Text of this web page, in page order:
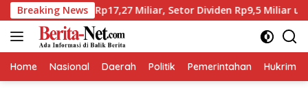
Skip
to
content
Breaking News
Laba Rp17,27 Miliar, Setor Dividen Rp9,5 Miliar untuk PAD
Home Nasional Daerah Politik Pemerintahan Hukrim